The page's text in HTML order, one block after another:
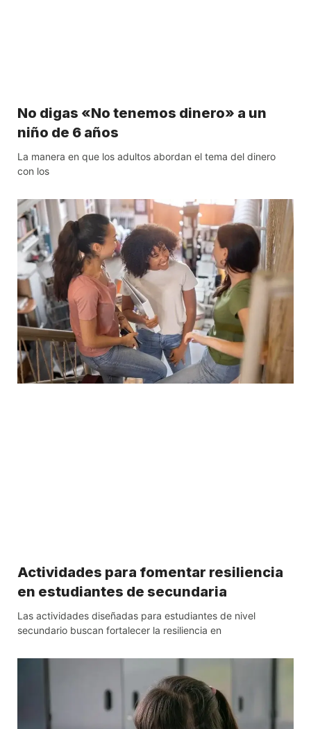
No digas «No tenemos dinero» a un
niño de 6 años
La manera en que los adultos abordan el tema del dinero
con los
Actividades para fomentar resiliencia
en estudiantes de secundaria
Las actividades diseñadas para estudiantes de nivel
secundario buscan fortalecer la resiliencia en